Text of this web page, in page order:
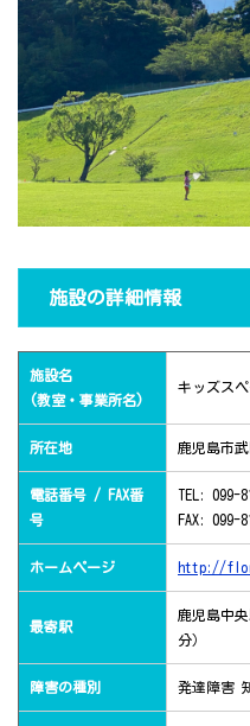
施設の詳細情報
施設名
(教室・事業所名)
キッズス
所在地 鹿児島市
電話番号 / FAX番
号
TEL: 099-
FAX: 099-
ホームページ http://
最寄駅
鹿児島中
分）
障害の種別 発達障害